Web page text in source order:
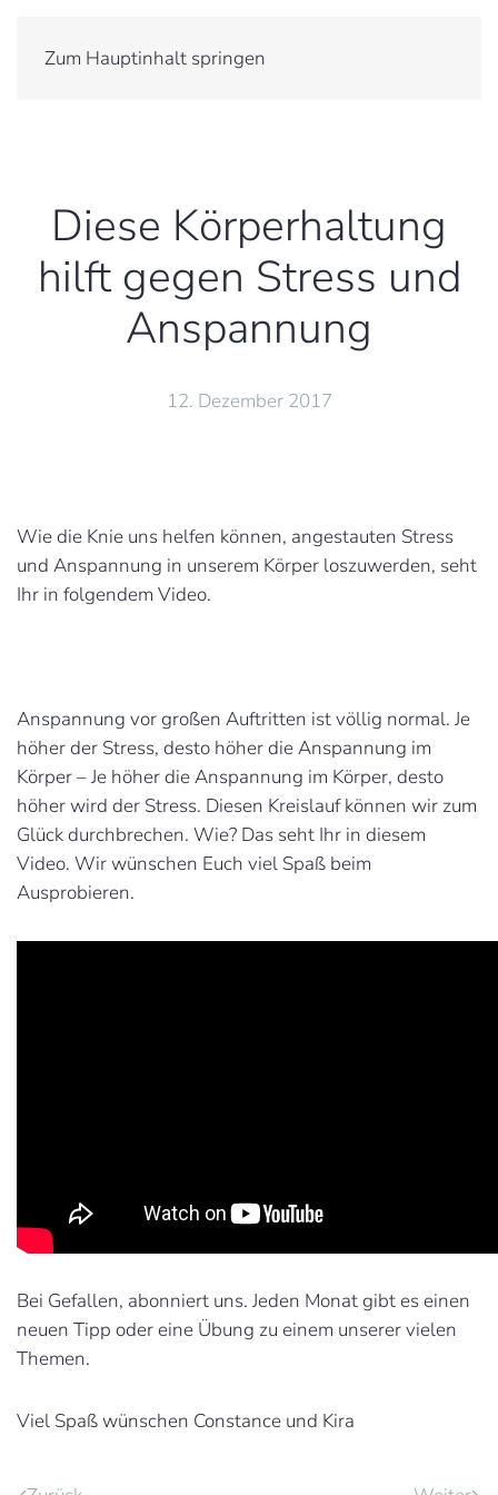
Zum Hauptinhalt springen
Menü
Diese Körperhaltung
hilft gegen Stress und
Anspannung
12. Dezember 2017
Wie die Knie uns helfen können, angestauten Stress
und Anspannung in unserem Körper loszuwerden, seht
Ihr in folgendem Video.
Anspannung vor großen Auftritten ist völlig normal. Je
höher der Stress, desto höher die Anspannung im
Körper – Je höher die Anspannung im Körper, desto
höher wird der Stress. Diesen Kreislauf können wir zum
Glück durchbrechen. Wie? Das seht Ihr in diesem
Video. Wir wünschen Euch viel Spaß beim
Ausprobieren.
Bei Gefallen, abonniert uns. Jeden Monat gibt es einen
neuen Tipp oder eine Übung zu einem unserer vielen
Themen.
Viel Spaß wünschen Constance und Kira